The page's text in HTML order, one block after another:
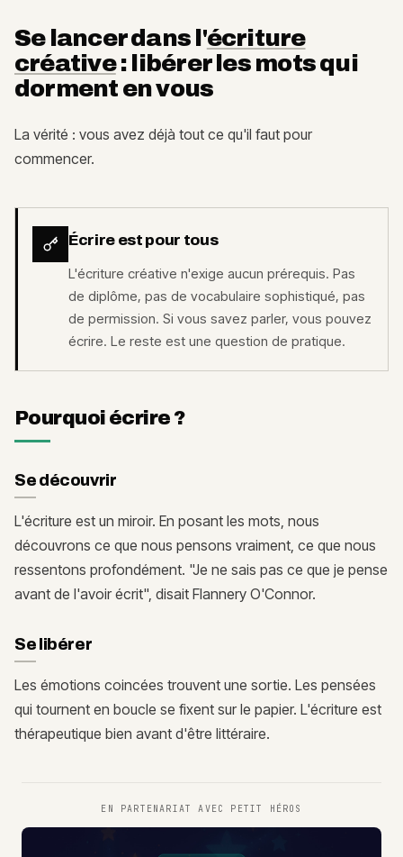
Se lancer dans l'écriture
créative: libérer les mots qui
dorment en vous
La vérité : vous avez déjà tout ce qu'il faut pour
commencer.
Écrire est pour tous
L'écriture créative n'exige aucun prérequis. Pas
de diplôme, pas de vocabulaire sophistiqué, pas
de permission. Si vous savez parler, vous pouvez
écrire. Le reste est une question de pratique.
Pourquoi écrire ?
Se découvrir
L'écriture est un miroir. En posant les mots, nous
découvrons ce que nous pensons vraiment, ce que nous
ressentons profondément. "Je ne sais pas ce que je pense
avant de l'avoir écrit", disait Flannery O'Connor.
Se libérer
Les émotions coincées trouvent une sortie. Les pensées
qui tournent en boucle se fixent sur le papier. L'écriture est
thérapeutique bien avant d'être littéraire.
EN PARTENARIAT AVEC PETIT HÉROS